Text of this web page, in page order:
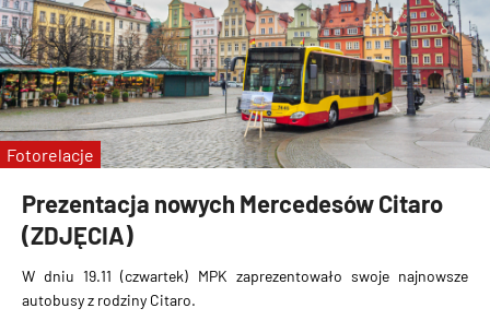
Prezentacja nowych Mercedesów Citaro
(ZDJĘCIA)
W dniu 19.11 (czwartek) MPK zaprezentowało swoje najnowsze
autobusy z rodziny Citaro.
Fotorelacje